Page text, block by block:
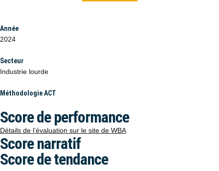
Année
2024
Secteur
Industrie lourde
Méthodologie ACT
Score de performance
Détails de l’évaluation sur le site de WBA
Score narratif
Score de tendance